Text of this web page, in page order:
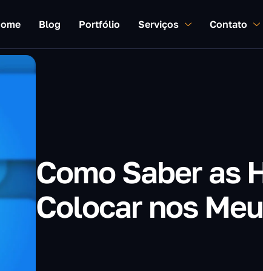
Blog Portfólio Serviços Contato
Como Saber as
Colocar nos